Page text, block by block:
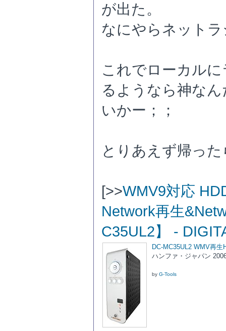
が出た。
なにやらネット
これでローカル
るようなら神な
いかー；；
とりあえず帰っ
[>>WMV9対応
Network再生
C35UL2】 -
DC-MC35UL2 WMV再
ハンファ・ジャパン
by G-Tools